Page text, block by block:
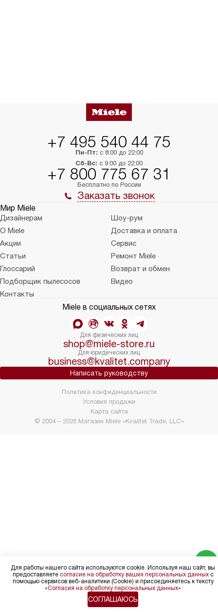
+7 495 540 44 75
Пн-Пт: с 8:00 до 22:00
Сб-Вс: с 9:00 до 22:00
+7 800 775 67 31
Бесплатно по России
Заказать звонок
Мир Miele
Дизайнерам
Шоу-рум
О Miele
Доставка и оплата
Акции
Сервис
Статьи
Ремонт Miele
Глоссарий
Возврат и обмен
Подборщик пылесосов
Видео
Контакты
Miele в социальных сетях
Для физических лиц
shop@miele-store.ru
Для юридических лиц
business@kvalitet.company
Написать руководству
© 2004 – 2026 Магазин Miele «Kvalitet Trade, LLC»
Политика конфиденциальности
Условия продажи
Карта сайта
Для работы нашего сайта используются cookie. Используя наш сайт, вы
предоставляете согласие на обработку ваших персональных данныхс
помощью сервисов веб-аналитики (Cookie) и присоединяетесь к тексту
«Согласия на обработку персональных данных»
СОГЛАШАЮСЬ